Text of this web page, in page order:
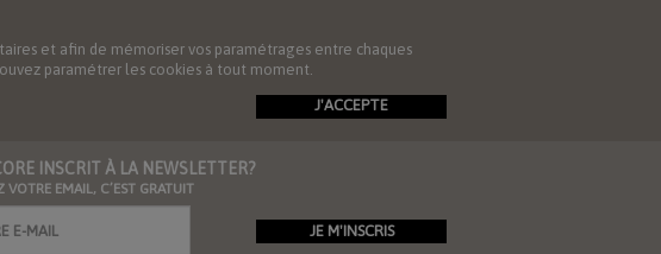
et afin de mémoriser vos paramétrages entre chaques
paramétrer les cookies à tout moment.
J'ACCEPTE
INSCRIT À LA NEWSLETTER?
VOTRE EMAIL, C’EST GRATUIT